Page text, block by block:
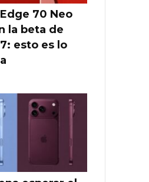
70 Neo
la beta de
esto es lo